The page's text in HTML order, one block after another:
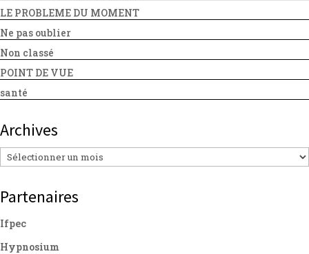
LE PROBLEME DU MOMENT
Ne pas oublier
Non classé
POINT DE VUE
santé
Archives
Archives
Partenaires
Ifpec
Hypnosium